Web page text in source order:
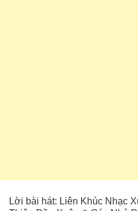
Lời bài hát: Liên Khúc Nhạc